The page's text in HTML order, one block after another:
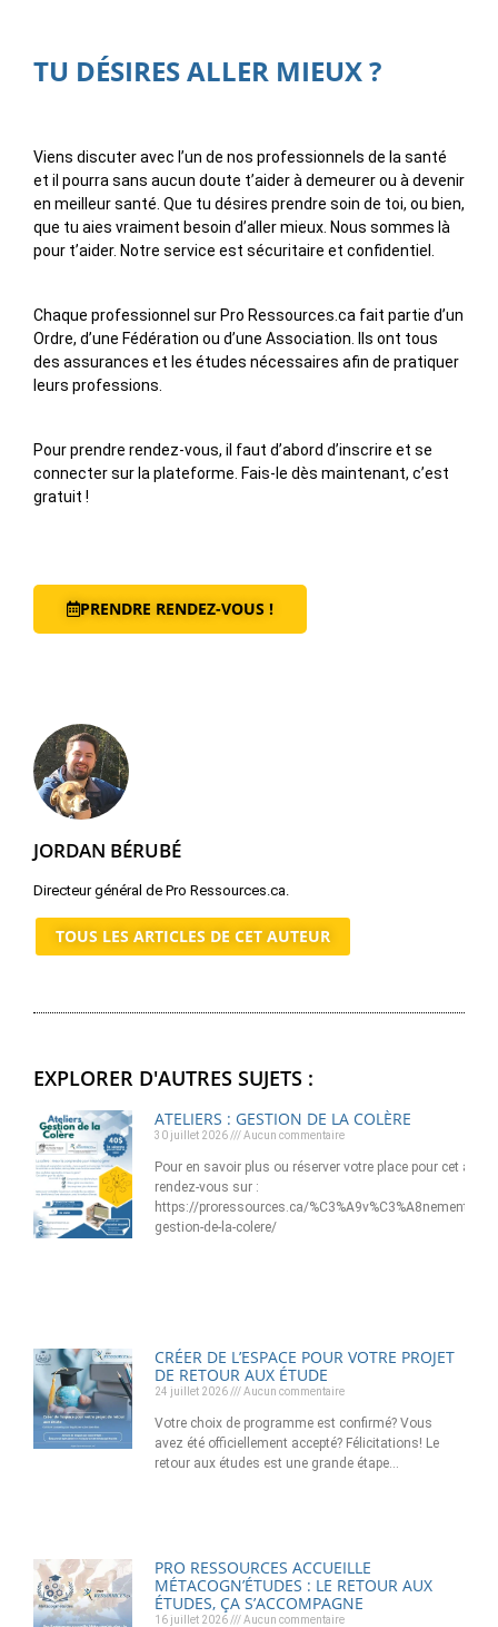
TU DÉSIRES ALLER MIEUX ?
Viens discuter avec l’un de nos professionnels de la santé
et il pourra sans aucun doute t’aider à demeurer ou à devenir
en meilleur santé. Que tu désires prendre soin de toi, ou bien,
que tu aies vraiment besoin d’aller mieux. Nous sommes là
pour t’aider. Notre service est sécuritaire et confidentiel.
Chaque professionnel sur Pro Ressources.ca fait partie d’un
Ordre, d’une Fédération ou d’une Association. Ils ont tous
des assurances et les études nécessaires afin de pratiquer
leurs professions.
Pour prendre rendez-vous, il faut d’abord d’inscrire et se
connecter sur la plateforme. Fais-le dès maintenant, c’est
gratuit !
PRENDRE RENDEZ-VOUS !
JORDAN BÉRUBÉ
Directeur général de Pro Ressources.ca.
TOUS LES ARTICLES DE CET AUTEUR
EXPLORER D'AUTRES SUJETS :
ATELIERS : GESTION DE LA COLÈRE
30 juillet 2026 Aucun commentaire
Pour en savoir plus ou réserver votre place pour cet
rendez-vous sur :
https://proressources.ca/%C3%A9v%C3%A8nement/
gestion-de-la-colere/
CRÉER DE L’ESPACE POUR VOTRE PROJET
DE RETOUR AUX ÉTUDE
24 juillet 2026 Aucun commentaire
Votre choix de programme est confirmé? Vous
avez été officiellement accepté? Félicitations! Le
retour aux études est une grande étape…
PRO RESSOURCES ACCUEILLE
MÉTACOGN’ÉTUDES : LE RETOUR AUX
ÉTUDES, ÇA S’ACCOMPAGNE
16 juillet 2026 Aucun commentaire